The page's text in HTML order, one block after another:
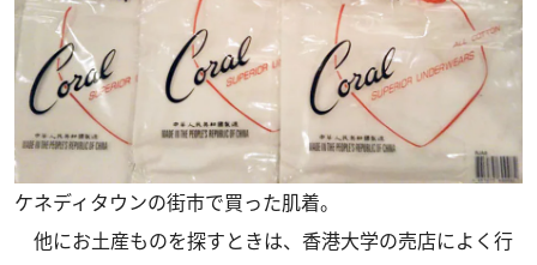
ケネディタウンの街市で買った肌着。
他にお土産ものを探すときは、香港大学の売店によく行